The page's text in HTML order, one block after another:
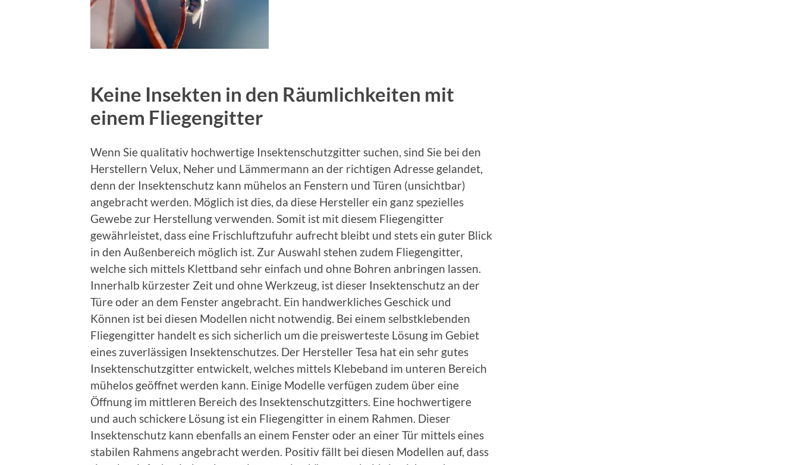
Keine Insekten in den Räumlichkeiten mit
einem Fliegengitter
Wenn Sie qualitativ hochwertige Insektenschutzgitter suchen, sind Sie bei den
Herstellern Velux, Neher und Lämmermann an der richtigen Adresse gelandet,
denn der Insektenschutz kann mühelos an Fenstern und Türen (unsichtbar)
angebracht werden. Möglich ist dies, da diese Hersteller ein ganz spezielles
Gewebe zur Herstellung verwenden. Somit ist mit diesem Fliegengitter
gewährleistet, dass eine Frischluftzufuhr aufrecht bleibt und stets ein guter Blick
in den Außenbereich möglich ist. Zur Auswahl stehen zudem Fliegengitter,
welche sich mittels Klettband sehr einfach und ohne Bohren anbringen lassen.
Innerhalb kürzester Zeit und ohne Werkzeug, ist dieser Insektenschutz an der
Türe oder an dem Fenster angebracht. Ein handwerkliches Geschick und
Können ist bei diesen Modellen nicht notwendig. Bei einem selbstklebenden
Fliegengitter handelt es sich sicherlich um die preiswerteste Lösung im Gebiet
eines zuverlässigen Insektenschutzes. Der Hersteller Tesa hat ein sehr gutes
Insektenschutzgitter entwickelt, welches mittels Klebeband im unteren Bereich
mühelos geöffnet werden kann. Einige Modelle verfügen zudem über eine
Öffnung im mittleren Bereich des Insektenschutzgitters. Eine hochwertigere
und auch schickere Lösung ist ein Fliegengitter in einem Rahmen. Dieser
Insektenschutz kann ebenfalls an einem Fenster oder an einer Tür mittels eines
stabilen Rahmens angebracht werden. Positiv fällt bei diesen Modellen auf, dass